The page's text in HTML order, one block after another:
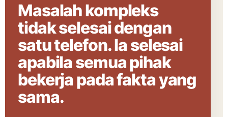
Masalah kompleks
tidak selesai dengan
satu telefon. Ia selesai
apabila semua pihak
bekerja pada fakta yang
sama.